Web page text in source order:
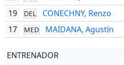
19 DEL
CONECHNY, Renzo
17
MED MAIDANA, Agustín
ENTRENADOR